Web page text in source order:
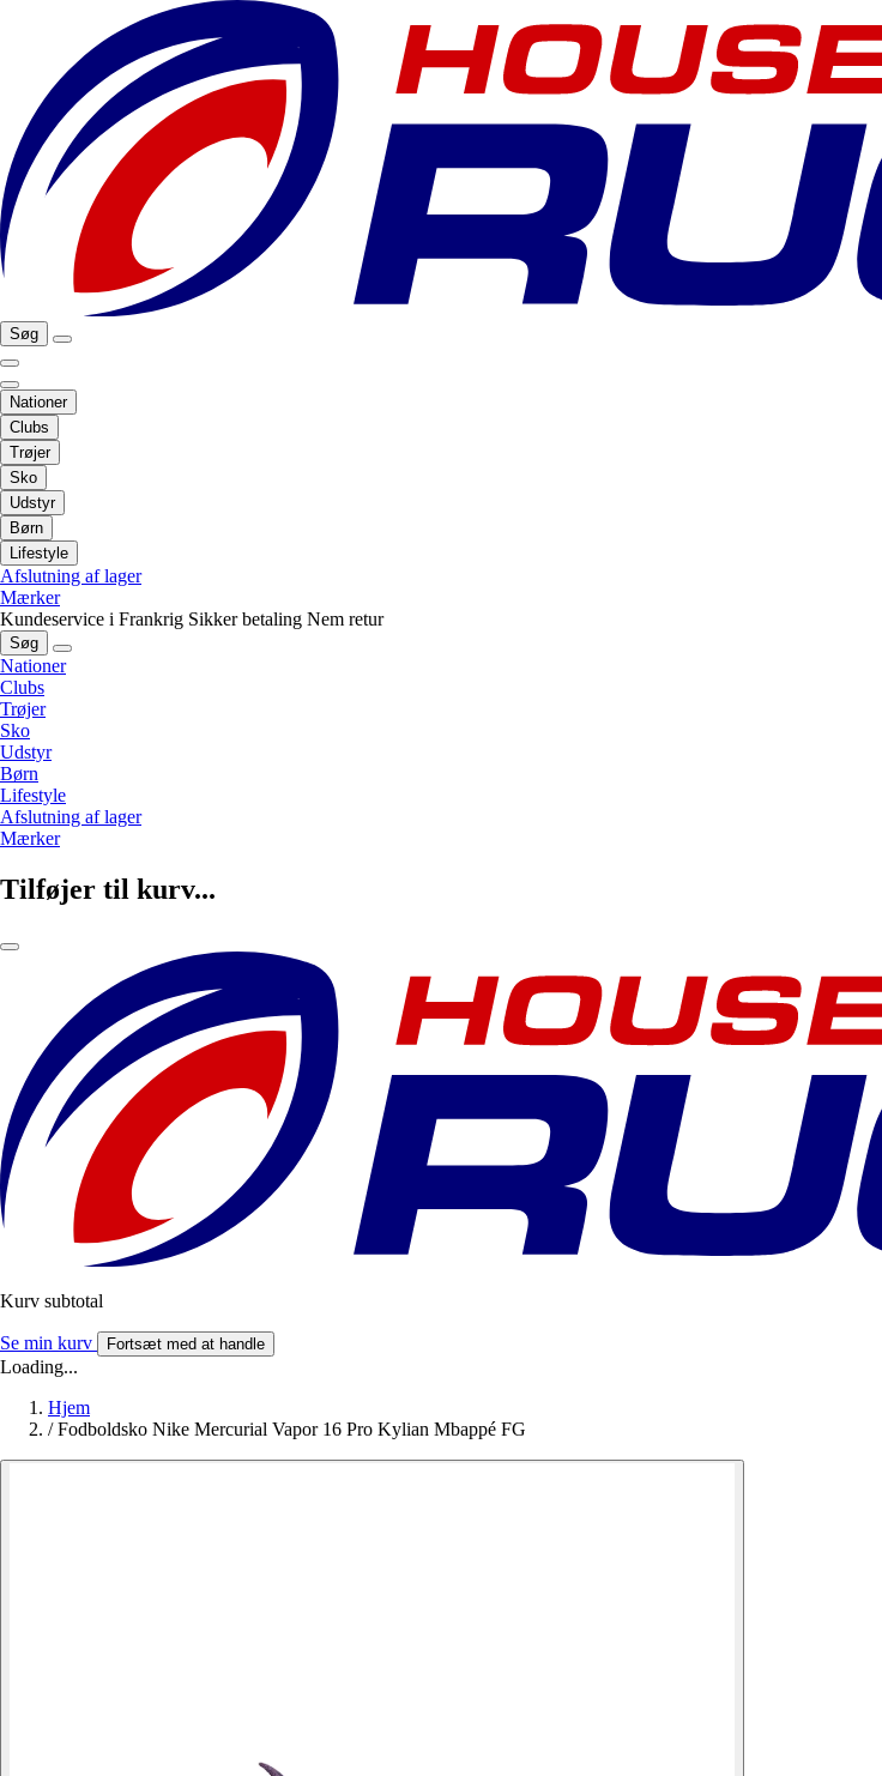
Søg
Nationer
Clubs
Trøjer
Sko
Udstyr
Børn
Lifestyle
Afslutning af lager
Mærker
Kundeservice i Frankrig Sikker betaling Nem retur
Søg
Nationer
Clubs
Trøjer
Sko
Udstyr
Børn
Lifestyle
Afslutning af lager
Mærker
Tilføjer til kurv...
Kurv subtotal
Se min kurv Fortsæt med at handle
Loading...
Hjem
/ Fodboldsko Nike Mercurial Vapor 16 Pro Kylian Mbappé FG